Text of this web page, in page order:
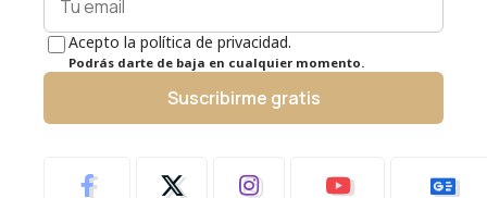
Acepto la política de privacidad.
Podrás darte de baja en cualquier momento.
Suscribirme gratis